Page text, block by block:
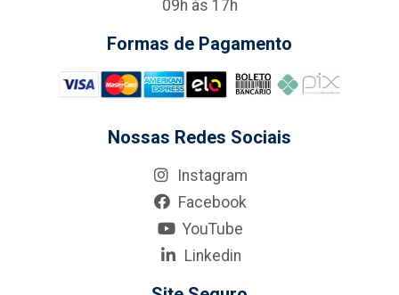
09h às 17h
Formas de Pagamento
Nossas Redes Sociais
Instagram
Facebook
YouTube
Linkedin